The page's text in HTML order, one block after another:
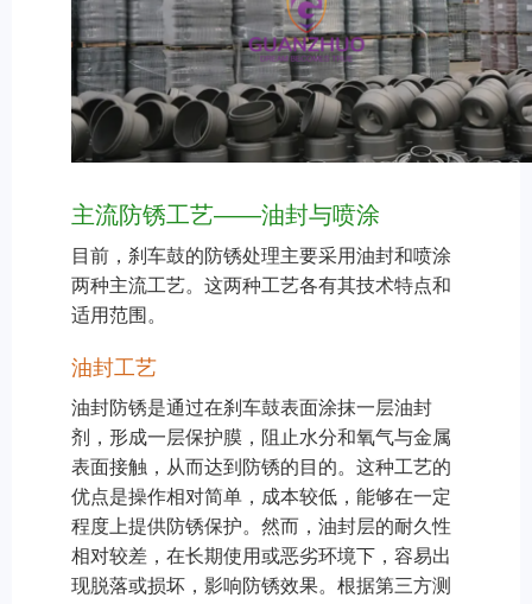
主流防锈工艺——油封与喷涂
目前，刹车鼓的防锈处理主要采用油封和喷涂
两种主流工艺。这两种工艺各有其技术特点和
适用范围。
油封工艺
油封防锈是通过在刹车鼓表面涂抹一层油封
剂，形成一层保护膜，阻止水分和氧气与金属
表面接触，从而达到防锈的目的。这种工艺的
优点是操作相对简单，成本较低，能够在一定
程度上提供防锈保护。然而，油封层的耐久性
相对较差，在长期使用或恶劣环境下，容易出
现脱落或损坏，影响防锈效果。根据第三方测